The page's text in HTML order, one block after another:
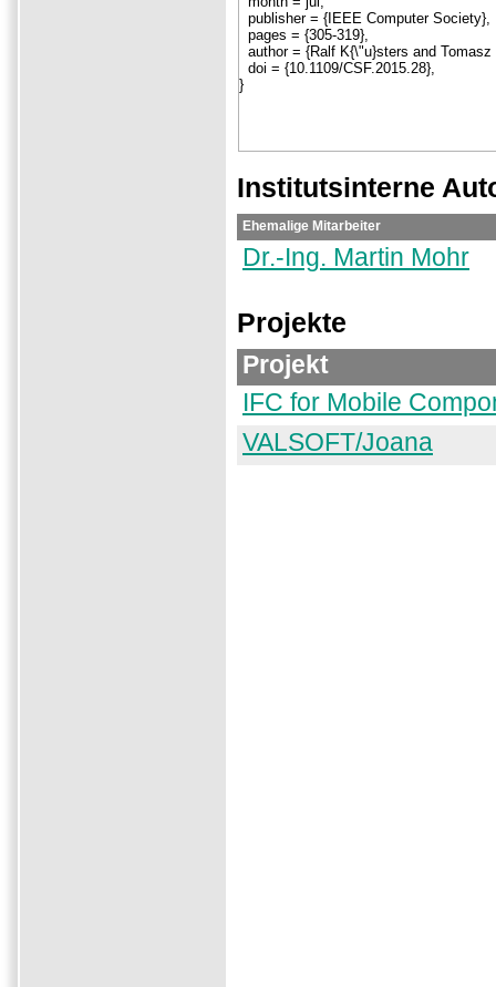
Institutsinterne
Ehemalige Mitarbeiter
Dr.-Ing. Martin Mohr
Projekte
Projekt
IFC for Mobile
VALSOFT/Joana